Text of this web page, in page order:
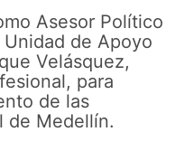
Asesor Político
de Apoyo
Velásquez,
para
de las
de Medellín.